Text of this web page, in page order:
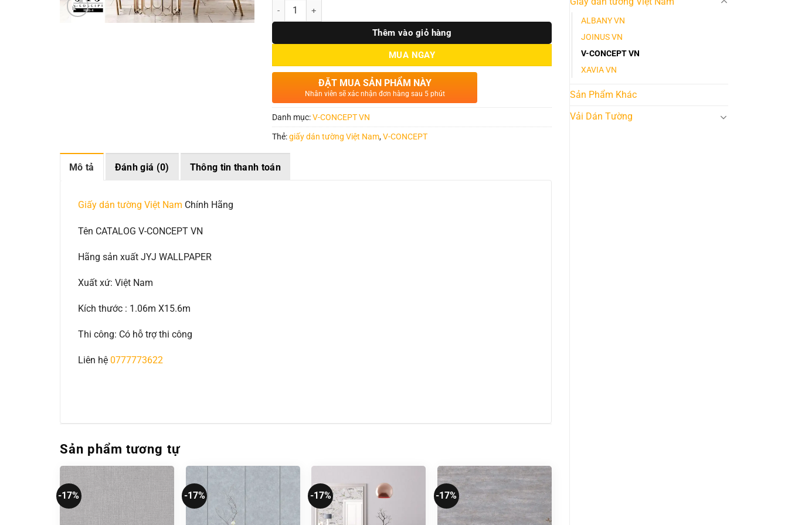
ALBANY VN
JOINUS VN
V-CONCEPT VN
XAVIA VN
Sản Phẩm Khác
Vải Dán Tường
Số lượng
Thêm vào giỏ hàng
MUA NGAY
ĐẶT MUA SẢN PHẨM NÀY
Nhân viên sẽ xác nhận đơn hàng sau 5 phút
Danh mục:V-CONCEPT VN
Thẻ:giấy dán tường Việt Nam,V-CONCEPT
Mô tả Đánh giá (0) Thông tin thanh toán
Giấy dán tường Việt Nam Chính Hãng
Tên CATALOG V-CONCEPT VN
Hãng sản xuất JYJ WALLPAPER
Xuất xứ: Việt Nam
Kích thước : 1.06m X15.6m
Thi công: Có hỗ trợ thi công
Liên hệ 0777773622
Sản phẩm tương tự
-17% -17% -17% -17%